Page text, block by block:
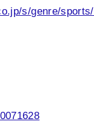
s/genre/